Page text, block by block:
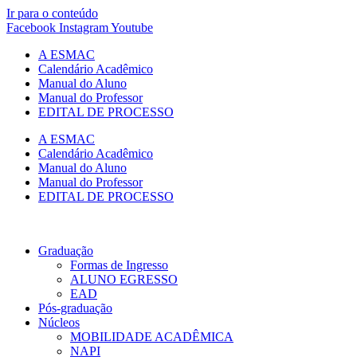
Ir para o conteúdo
Facebook InstagramYoutube
A ESMAC
Calendário Acadêmico
Manual do Aluno
Manual do Professor
EDITAL DE PROCESSO
A ESMAC
Calendário Acadêmico
Manual do Aluno
Manual do Professor
EDITAL DE PROCESSO
Graduação
Formas de Ingresso
ALUNO EGRESSO
EAD
Pós-graduação
Núcleos
MOBILIDADE ACADÊMICA
NAPI